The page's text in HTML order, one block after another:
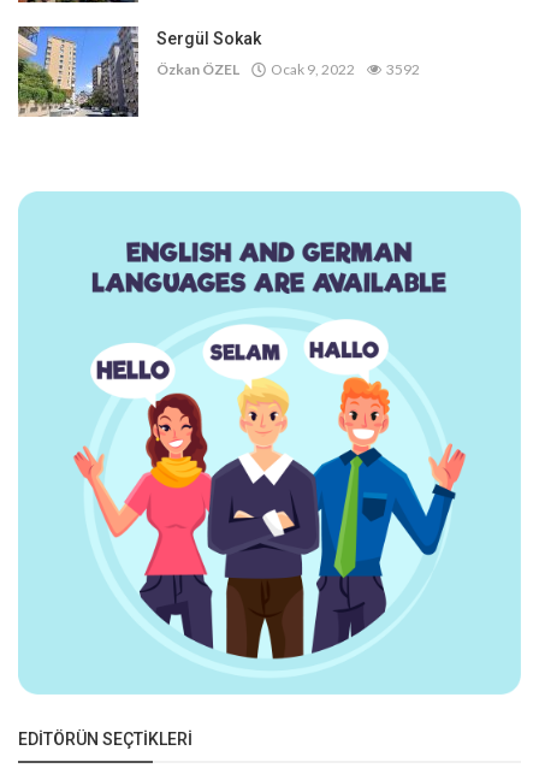
Sergül Sokak
Özkan ÖZEL Ocak 9, 2022 3592
EDITÖRÜN SEÇTIKLERI